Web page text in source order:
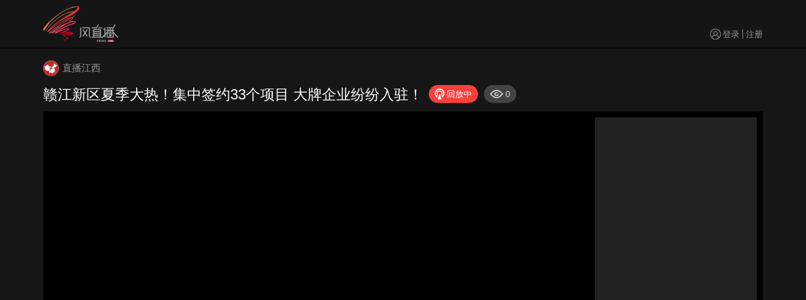
登录 注册
直播江西
赣江新区夏季大热！集中签约33个项目 大牌企业纷纷入驻！ 回放中 0